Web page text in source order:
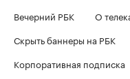
Вечерний РБК
О
Скрыть баннеры на РБК
Корпоративная подписка